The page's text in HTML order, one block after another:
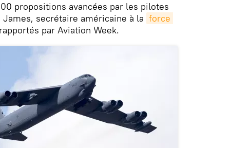
propositions avancées par les pilotes
secrétaire américaine à la force
par Aviation Week.